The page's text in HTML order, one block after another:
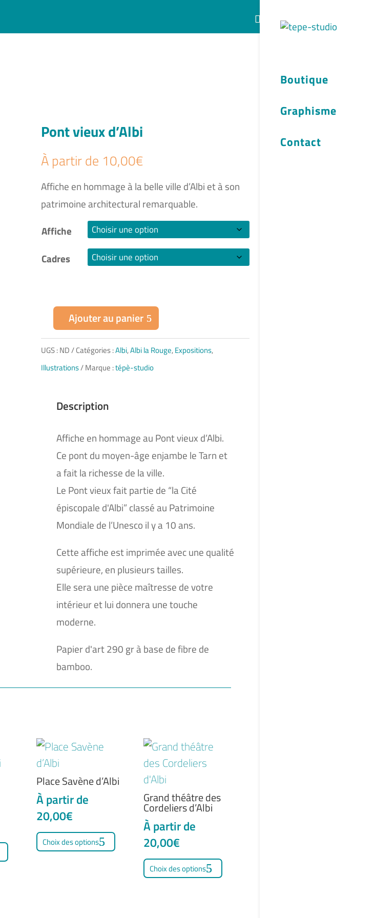
Articles 0
Boutique
Graphisme
Contact
Pont vieux d’Albi
À partir de 10,00€
Affiche en hommage à la belle ville d’Albi et à son
patrimoine architectural remarquable.
Affiche
Cadres
quantité
de
Ajouter au panier
UGS :ND Catégories :Albi,Albi la Rouge,Expositions,
Illustrations Marque :tépè-studio
Description
Affiche en hommage au Pont vieux d’Albi.
Ce pont du moyen-âge enjambe le Tarn et
a fait la richesse de la ville.
Le Pont vieux fait partie de “la Cité
épiscopale d'Albi” classé au Patrimoine
Mondiale de l’Unesco il y a 10 ans.
Cette affiche est imprimée avec une qualité
supérieure, en plusieurs tailles.
Elle sera une pièce maîtresse de votre
intérieur et lui donnera une touche
moderne.
Papier d'art 290 gr à base de fibre de
bamboo.
Ce
produit
Place Savène d’Albi
À partir de
20,00€
Choix des options
Ce
produit
plusieurs
Grand théâtre des
Cordeliers d’Albi
À partir de
20,00€
Choix des options
Ce
produit